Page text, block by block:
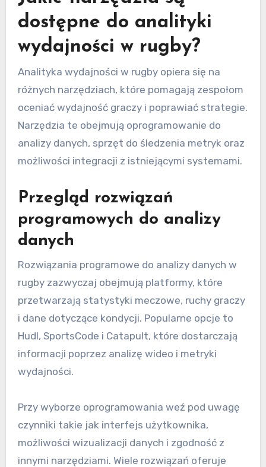
dostępne do analityki
wydajności w rugby?
Analityka wydajności w rugby opiera się na
różnych narzędziach, które pomagają zespołom
oceniać wydajność graczy i poprawiać strategie.
Narzędzia te obejmują oprogramowanie do
analizy danych, sprzęt do śledzenia metryk oraz
możliwości integracji z istniejącymi systemami.
Przegląd rozwiązań
programowych do analizy
danych
Rozwiązania programowe do analizy danych w
rugby zazwyczaj obejmują platformy, które
przetwarzają statystyki meczowe, ruchy graczy
i dane dotyczące kondycji. Popularne opcje to
Hudl, SportsCode i Catapult, które dostarczają
informacji poprzez analizę wideo i metryki
wydajności.
Przy wyborze oprogramowania weź pod uwagę
czynniki takie jak interfejs użytkownika,
możliwości wizualizacji danych i zgodność z
innymi narzędziami. Wiele rozwiązań oferuje